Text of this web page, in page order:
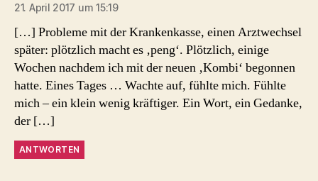
21. April 2017 um 15:19
[…] Probleme mit der Krankenkasse, einen Arztwechsel
später: plötzlich macht es ‚peng‘. Plötzlich, einige
Wochen nachdem ich mit der neuen ‚Kombi‘ begonnen
hatte. Eines Tages … Wachte auf, fühl­te mich. Fühlte
mich – ein klein wenig kräftiger. Ein Wort, ein Gedanke,
der […]
ANTWORTEN